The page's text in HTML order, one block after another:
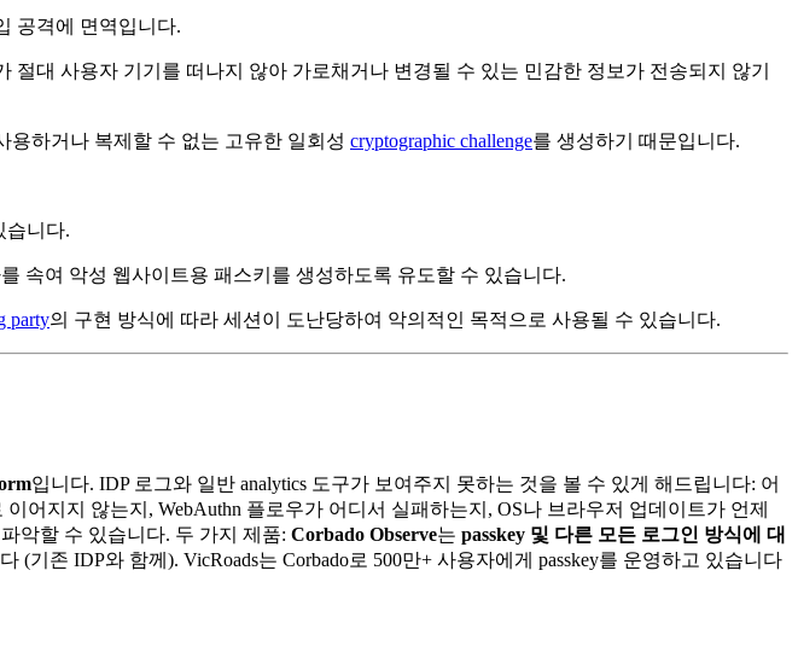
공격에 면역입니다.
대 사용자 기기를 떠나지 않아 가로채거나 변경될 수 있는 민감한 정보가 전송되지 않기
하거나 복제할 수 없는 고유한 일회성 cryptographic challenge를 생성하기 때문입니다.
습니다.
속여 악성 웹사이트용 패스키를 생성하도록 유도할 수 있습니다.
party의 구현 방식에 따라 세션이 도난당하여 악의적인 목적으로 사용될 수 있습니다.
입니다. IDP 로그와 일반 analytics 도구가 보여주지 못하는 것을 볼 수 있게 해드립니다: 어
어지지 않는지, WebAuthn 플로우가 어디서 실패하는지, OS나 브라우저 업데이트가 언제
악할 수 있습니다. 두 가지 제품: Corbado Observe는 passkey 및 다른 모든 로그인 방식에 대
(기존 IDP와 함께). VicRoads는 Corbado로 500만+ 사용자에게 passkey를 운영하고 있습니다